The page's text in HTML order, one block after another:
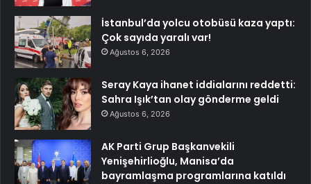
İstanbul’da yolcu otobüsü kaza yaptı:
Çok sayıda yaralı var!
Ağustos 6, 2026
Seray Kaya ihanet iddialarını reddetti:
Sahra Işık’tan olay gönderme geldi
Ağustos 6, 2026
AK Parti Grup Başkanvekili
Yenişehirlioğlu, Manisa’da
bayramlaşma programlarına katıldı